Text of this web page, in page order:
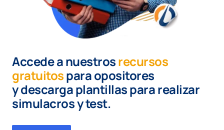
Accede a nuestrosrecursos
gratuitospara opositores
ydescarga plantillas para realizar
simulacros y test.